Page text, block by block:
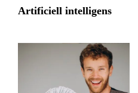
Artificiell intelligens